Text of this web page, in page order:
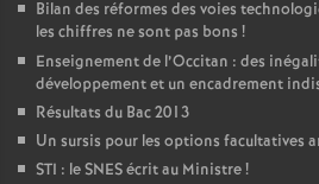
Bilan des réformes des voies
les chiffres ne sont pas bons !
Enseignement de l’Occitan : des
développement et un encadrement
Résultats du Bac 2013
Un sursis pour les options facultatives
STI : le SNES écrit au Ministre!